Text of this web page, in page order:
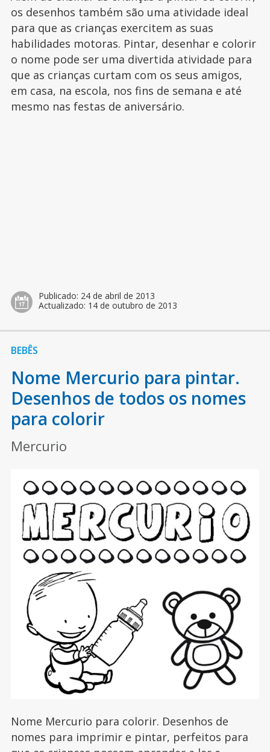
os desenhos também são uma atividade ideal
para que as crianças exercitem as suas
habilidades motoras. Pintar, desenhar e colorir
o nome pode ser uma divertida atividade para
que as crianças curtam com os seus amigos,
em casa, na escola, nos fins de semana e até
mesmo nas festas de aniversário.
Publicado: 24 de abril de 2013
Actualizado: 14 de outubro de 2013
BEBÊS
Nome Mercurio para pintar.
Desenhos de todos os nomes
para colorir
Mercurio
Nome Mercurio para colorir. Desenhos de
nomes para imprimir e pintar, perfeitos para